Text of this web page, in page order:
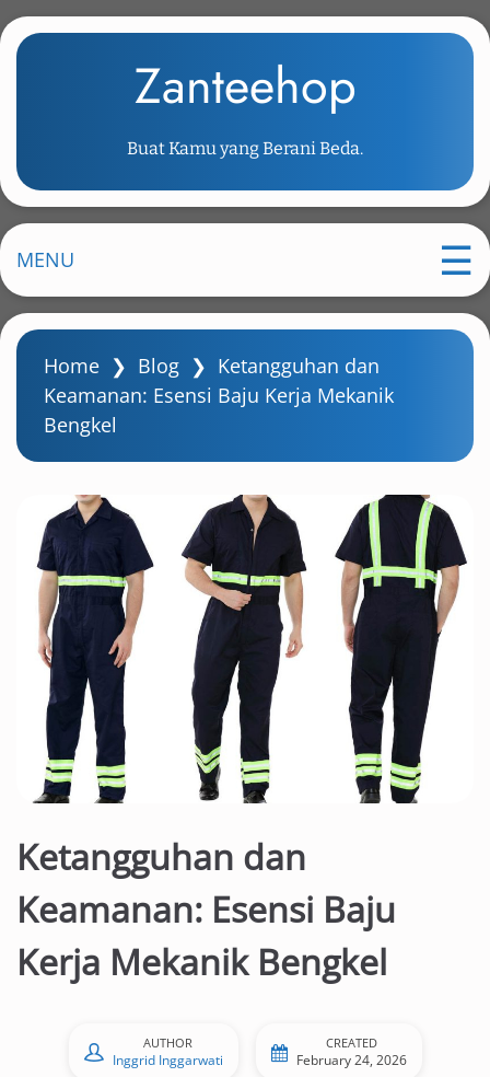
k
m
i
n
o
Zanteehop
Buat Kamu yang Berani Beda.
MENU
Home ❯ Blog ❯ Ketangguhan dan
Keamanan: Esensi Baju Kerja Mekanik
Bengkel
Ketangguhan dan
Keamanan: Esensi Baju
Kerja Mekanik Bengkel
AUTHOR
Inggrid Inggarwati
CREATED
February 24, 2026